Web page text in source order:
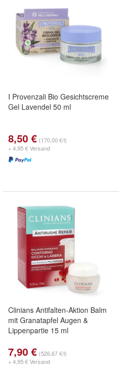
I Provenzali Bio Gesichtscreme
Gel Lavendel 50 ml
8,50 € (170,00 €/l)
+ 4,95 € Versand
Clinians Antifalten-Aktion Balm
mit Granatapfel Augen &
Lippenpartie 15 ml
7,90 € (526,67 €/l)
+ 4,95 € Versand